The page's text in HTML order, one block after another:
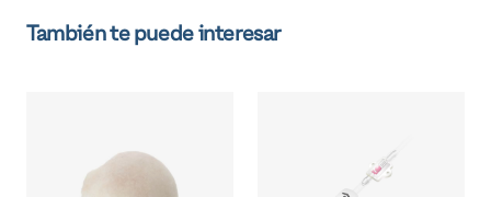
También te puede interesar